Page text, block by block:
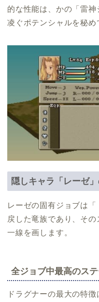
的な性能は、かの「雷
凌ぐポテンシャルを秘め
隠しキャラ「レーゼ
レーゼの固有ジョブは
戻した竜族であり、そ
一線を画します。
全ジョブ中最高のス
ドラグナーの最大の特